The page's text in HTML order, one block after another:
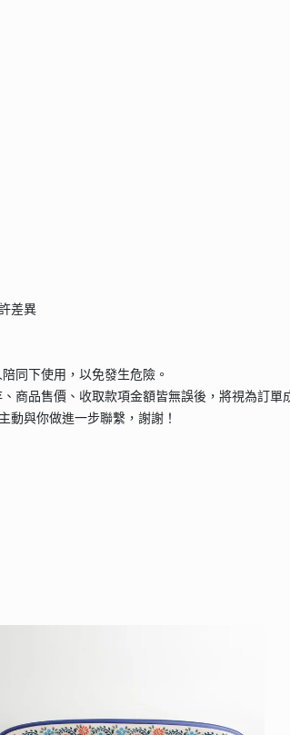
差異
同下使用，以免發生危險。
商品售價、收取款項金額皆無誤後，將視為訂
動與你做進一步聯繫，謝謝！